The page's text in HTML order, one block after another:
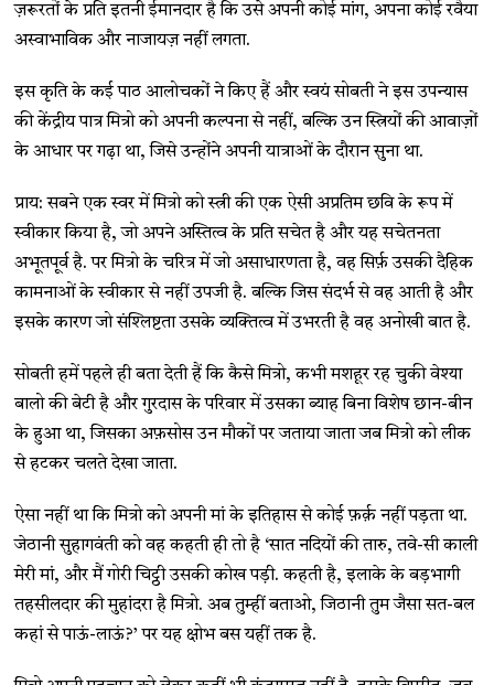
ज़रूरतों के प्रति इतनी ईमानदार है कि उसे अपनी कोई मांग, अपना कोई रवैया
अस्वाभाविक और नाजायज़ नहीं लगता.
इस कृति के कई पाठ आलोचकों ने किए हैं और स्वयं सोबती ने इस उपन्यास
की केंद्रीय पात्र मित्रो को अपनी कल्पना से नहीं, बल्कि उन स्त्रियों की आवाज़ों
के आधार पर गढ़ा था, जिसे उन्होंने अपनी यात्राओं के दौरान सुना था.
प्राय: सबने एक स्वर में मित्रो को स्त्री की एक ऐसी अप्रतिम छवि के रूप में
स्वीकार किया है, जो अपने अस्तित्व के प्रति सचेत है और यह सचेतनता
अभूतपूर्व है. पर मित्रो के चरित्र में जो असाधारणता है, वह सिर्फ़ उसकी दैहिक
कामनाओं के स्वीकार से नहीं उपजी है. बल्कि जिस संदर्भ से वह आती है और
इसके कारण जो संश्लिष्टता उसके व्यक्तित्व में उभरती है वह अनोखी बात है.
सोबती हमें पहले ही बता देती हैं कि कैसे मित्रो, कभी मशहूर रह चुकी वेश्या
बालो की बेटी है और गुरदास के परिवार में उसका ब्याह बिना विशेष छान-बीन
के हुआ था, जिसका अफ़सोस उन मौकों पर जताया जाता जब मित्रो को लीक
से हटकर चलते देखा जाता.
ऐसा नहीं था कि मित्रो को अपनी मां के इतिहास से कोई फ़र्क़ नहीं पड़ता था.
जेठानी सुहागवंती को वह कहती ही तो है ‘सात नदियों की तारु, तवे-सी काली
मेरी मां, और मैं गोरी चिट्ठी उसकी कोख पड़ी. कहती है, इलाके के बड़भागी
तहसीलदार की मुहांदरा है मित्रो. अब तुम्हीं बताओ, जिठानी तुम जैसा सत-बल
कहां से पाऊं-लाऊं?’ पर यह क्षोभ बस यहीं तक है.